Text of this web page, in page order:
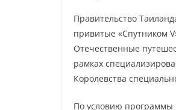
Правительство
привитые «Спутником
Отечественные
рамках
Королевства
По условию программы